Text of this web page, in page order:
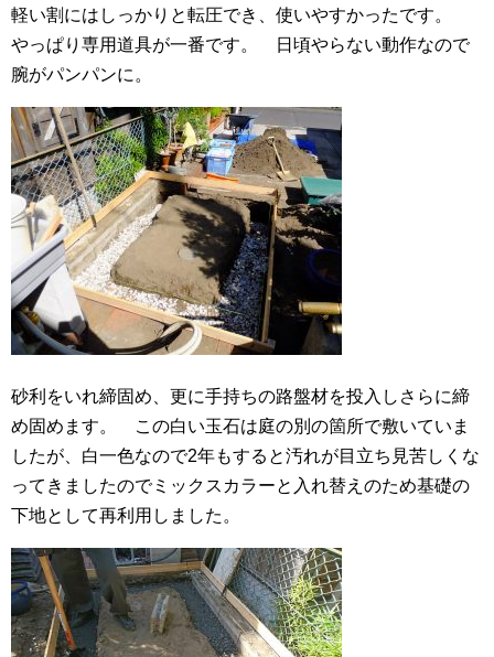
軽い割にはしっかりと転圧でき、使いやすかったです。
やっぱり専用道具が一番です。 日頃やらない動作なので
腕がパンパンに。
砂利をいれ締固め、更に手持ちの路盤材を投入しさらに締
め固めます。 この白い玉石は庭の別の箇所で敷いていま
したが、白一色なので2年もすると汚れが目立ち見苦しくな
ってきましたのでミックスカラーと入れ替えのため基礎の
下地として再利用しました。